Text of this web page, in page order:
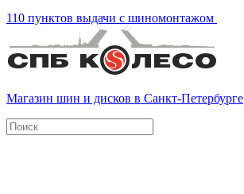
110 пунктов выдачи с шиномонтажом
Магазин шин и дисков в Санкт-Петербурге